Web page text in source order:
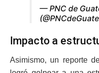
— PNC de
Impacto a
Asimismo, un reporte